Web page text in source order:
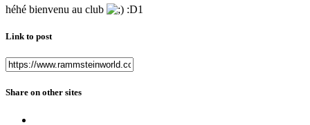
héhé bienvenu au club :D1
Link to post
Share on other sites